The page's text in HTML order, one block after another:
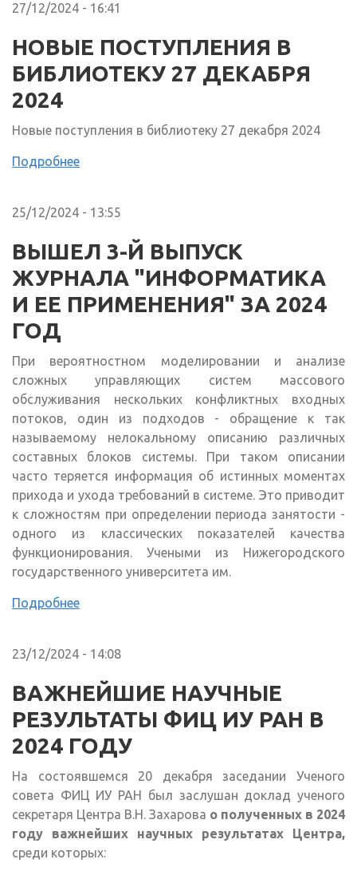
27/12/2024 - 16:41
НОВЫЕ ПОСТУПЛЕНИЯ В
БИБЛИОТЕКУ 27 ДЕКАБРЯ
2024
Новые поступления в библиотеку 27 декабря 2024
Подробнее
25/12/2024 - 13:55
ВЫШЕЛ 3-Й ВЫПУСК
ЖУРНАЛА "ИНФОРМАТИКА
И ЕЕ ПРИМЕНЕНИЯ" ЗА 2024
ГОД
При вероятностном моделировании и анализе
сложных управляющих систем массового
обслуживания нескольких конфликтных входных
потоков, один из подходов - обращение к так
называемому нелокальному описанию различных
составных блоков системы. При таком описании
часто теряется информация об истинных моментах
прихода и ухода требований в системе. Это приводит
к сложностям при определении периода занятости -
одного из классических показателей качества
функционирования. Учеными из Нижегородского
государственного университета им.
Подробнее
23/12/2024 - 14:08
ВАЖНЕЙШИЕ НАУЧНЫЕ
РЕЗУЛЬТАТЫ ФИЦ ИУ РАН В
2024 ГОДУ
На состоявшемся 20 декабря заседании Ученого
совета ФИЦ ИУ РАН был заслушан доклад ученого
секретаря Центра В.Н. Захарова о полученных в 2024
году важнейших научных результатах Центра,
среди которых: